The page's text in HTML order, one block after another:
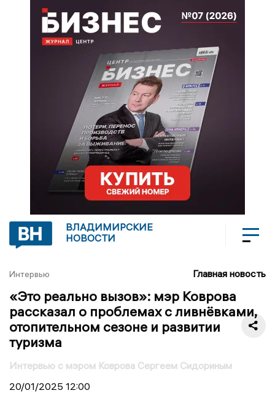
ВЛАДИМИРСКИЕ
НОВОСТИ
Интервью Главная новость
«Это реально вызов»: мэр Коврова
рассказал о проблемах с ливнёвками,
отопительном сезоне и развитии
туризма
Интервью с мэром Коврова Сергеем Сидориным
20/01/2025 12:00